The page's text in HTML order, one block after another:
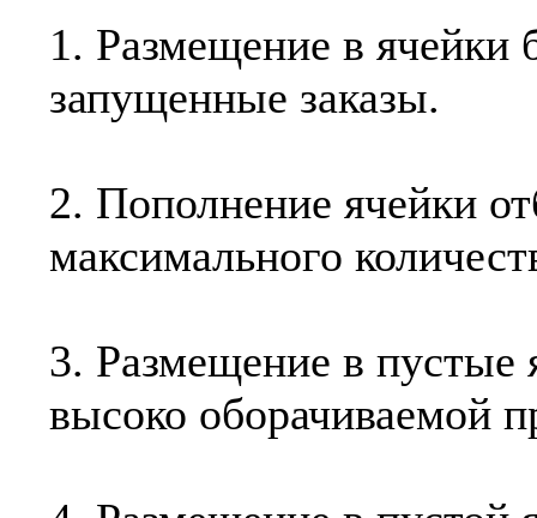
1. Размещение в ячейки
запущенные заказы.
2. Пополнение ячейки
максимального
3. Размещение в пустые
высоко оборачиваемой